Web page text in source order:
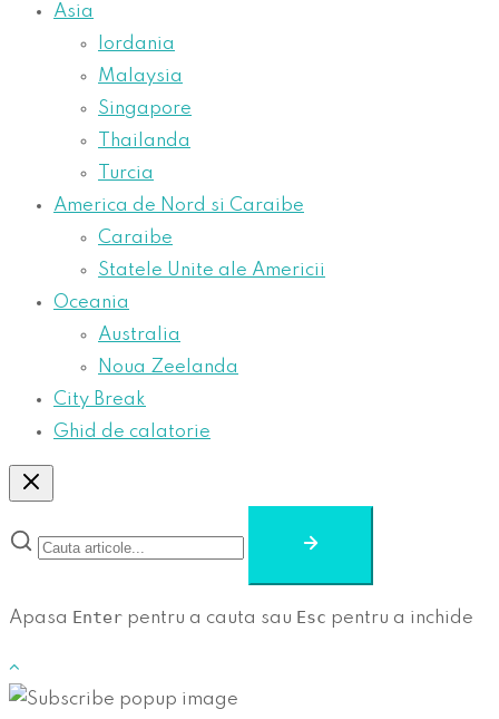
Asia
Iordania
Malaysia
Singapore
Thailanda
Turcia
America de Nord si Caraibe
Caraibe
Statele Unite ale Americii
Oceania
Australia
Noua Zeelanda
City Break
Ghid de calatorie
Apasa Enter pentru a cauta sau Esc pentru a inchide